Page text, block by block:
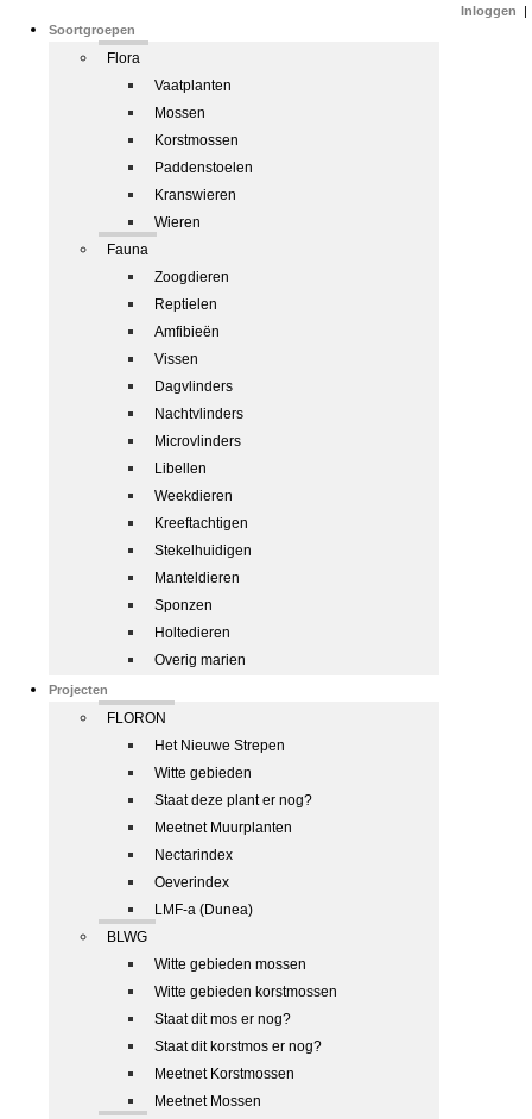
Soortgroepen
Flora
Vaatplanten
Mossen
Korstmossen
Paddenstoelen
Kranswieren
Wieren
Fauna
Zoogdieren
Reptielen
Amfibieën
Vissen
Dagvlinders
Nachtvlinders
Microvlinders
Libellen
Weekdieren
Kreeftachtigen
Stekelhuidigen
Manteldieren
Sponzen
Holtedieren
Overig marien
Projecten
FLORON
Het Nieuwe Strepen
Witte gebieden
Staat deze plant er nog?
Meetnet Muurplanten
Nectarindex
Oeverindex
LMF-a (Dunea)
BLWG
Witte gebieden mossen
Witte gebieden korstmossen
Staat dit mos er nog?
Staat dit korstmos er nog?
Meetnet Korstmossen
Meetnet Mossen
Inloggen |